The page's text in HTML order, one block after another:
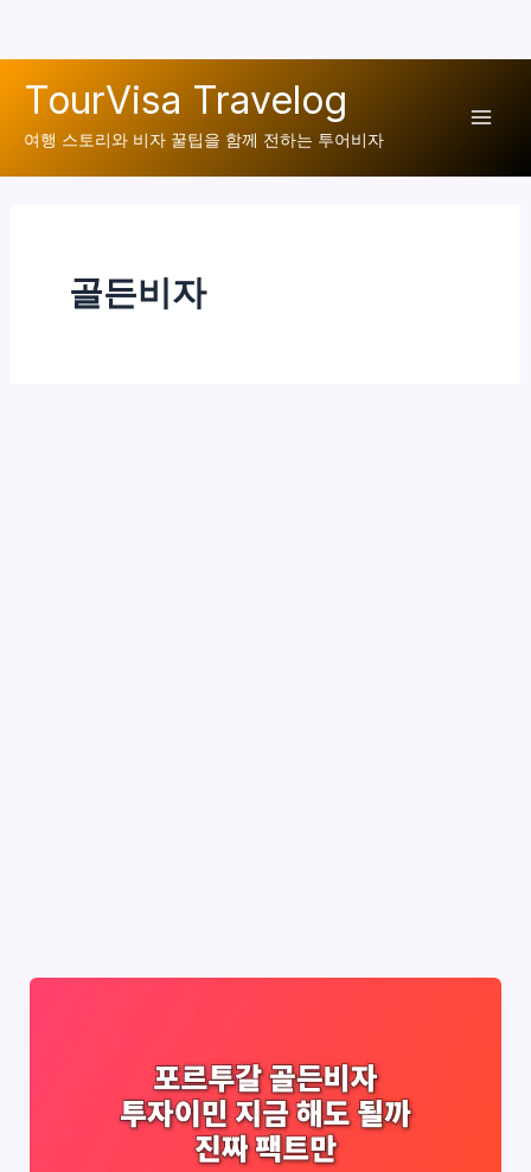
TourVisa Travelog
여행 스토리와 비자 꿀팁을 함께 전하는 투어비자
골든비자